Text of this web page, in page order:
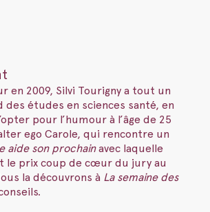
en 2009, Silvi Tourigny a tout un
études en sciences santé, en
pour l’humour à l’âge de 25
ego Carole, qui rencontre un
aide son prochainavec laquelle
le prix coup de cœur du jury au
la découvrons à La semaine des